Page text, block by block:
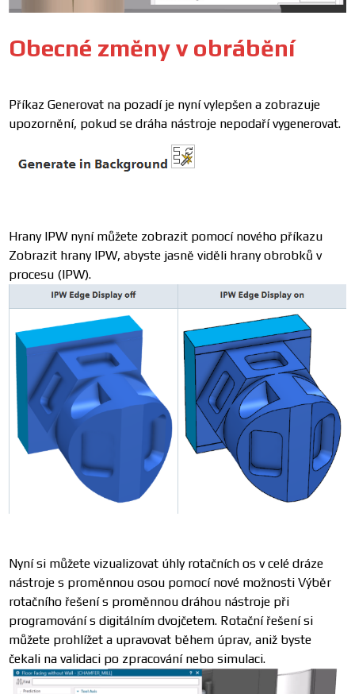
Obecné změny v obrábění
Příkaz Generovat na pozadí je nyní vylepšen a zobrazuje
upozornění, pokud se dráha nástroje nepodaří vygenerovat.
Hrany IPW nyní můžete zobrazit pomocí nového příkazu
Zobrazit hrany IPW, abyste jasně viděli hrany obrobků v
procesu (IPW).
Nyní si můžete vizualizovat úhly rotačních os v celé dráze
nástroje s proměnnou osou pomocí nové možnosti Výběr
rotačního řešení s proměnnou dráhou nástroje při
programování s digitálním dvojčetem. Rotační řešení si
můžete prohlížet a upravovat během úprav, aniž byste
čekali na validaci po zpracování nebo simulaci.